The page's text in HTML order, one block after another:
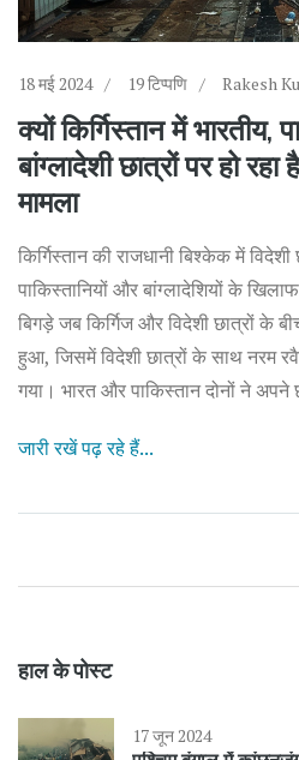
18 मई 2024 19 टिप्पणि Rakesh
क्यों किर्गिस्तान में भारतीय,
बांग्लादेशी छात्रों पर हो रहा
मामला
किर्गिस्तान की राजधानी बिश्केक में
पाकिस्तानियों और बांग्लादेशियों के
बिगड़े जब किर्गिज और विदेशी छात्रों के
हुआ, जिसमें विदेशी छात्रों के साथ नरम
गया। भारत और पाकिस्तान दोनों ने अपने
जारी रखें पढ़ रहे हैं...
हाल के पोस्ट
17 जून 2024